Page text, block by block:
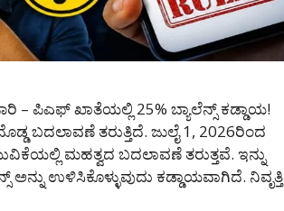
– ಪಿಎಫ್ ಖಾತೆಯಲ್ಲಿ 25% ಬ್ಯಾಲೆನ್ಸ್ ಕಡ್ಡಾಯ!
ಬದಲಾವಣೆ ತರುತ್ತಿದೆ. ಜುಲೈ 1, 2026ರಿಂದ
ಮಹತ್ವದ ಬದಲಾವಣೆ ತರುತ್ತವೆ. ಇನ್ನು
ಅನ್ನು ಉಳಿಸಿಕೊಳ್ಳುವುದು ಕಡ್ಡಾಯವಾಗಿದೆ. ನಿವೃತ್ತಿ